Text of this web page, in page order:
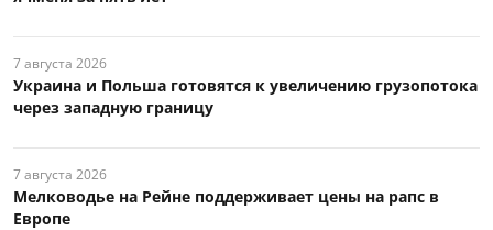
7 августа 2026
Украина и Польша готовятся к увеличению грузопотока
через западную границу
7 августа 2026
Мелководье на Рейне поддерживает цены на рапс в
Европе